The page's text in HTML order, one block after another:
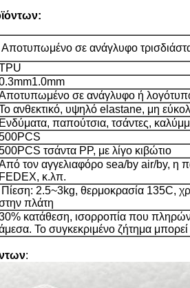
Αποτυπωμένο σε ανάγλυφο
σε ανάγλυφο ή
ανθεκτικό, υψηλό elastane, μη
Ενδύματα, παπούτσια, τσάντες,
τσάντα PP, με λίγο κιβώτιο
τον αγγελιαφόρο sea/by air/by, η
FEDEX, κ.λπ.
Πίεση: 2.5~3kg, θερμοκρασία 135C,
πλάτη
κατάθεση, ισορροπία που
Το συγκεκριμένο ζήτημα μπορεί
: